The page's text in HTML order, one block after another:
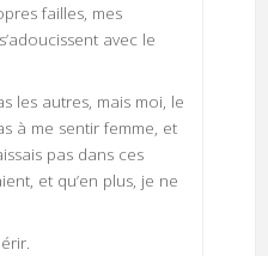
failles, mes
avec le
les autres, mais moi, le
à me sentir femme, et
pas dans ces
et qu’en plus, je ne